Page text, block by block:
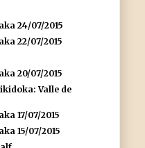
24/07/2015
22/07/2015
20/07/2015
Valle de
17/07/2015
15/07/2015